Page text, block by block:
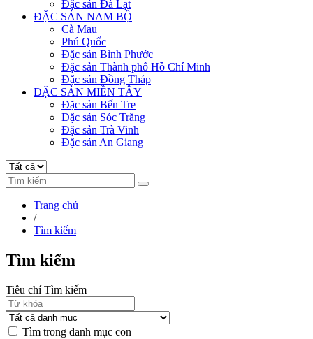
Đặc sản Đà Lạt
ĐẶC SẢN NAM BỘ
Cà Mau
Phú Quốc
Đặc sản Bình Phước
Đặc sản Thành phố Hồ Chí Minh
Đặc sản Đồng Tháp
ĐẶC SẢN MIỀN TÂY
Đặc sản Bến Tre
Đặc sản Sóc Trăng
Đặc sản Trà Vinh
Đặc sản An Giang
Trang chủ
/
Tìm kiếm
Tìm kiếm
Tiêu chí Tìm kiếm
Tìm trong danh mục con